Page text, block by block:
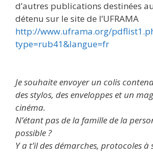
d’autres publications destinées
détenu sur le site de l’UFRAMA
http://www.uframa.org/
type=rub41&langue=fr
Je souhaite envoyer un colis
des stylos, des enveloppes et un
cinéma.
N’étant pas de la famille de la
possible ?
Y a t’il des démarches, protocoles à